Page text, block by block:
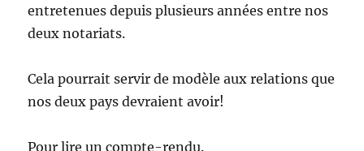
entretenues depuis plusieurs années entre nos
deux notariats.
Cela pourrait servir de modèle aux relations que
nos deux pays devraient avoir!
Pour lire un compte-rendu.